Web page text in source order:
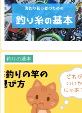
釣りの基本